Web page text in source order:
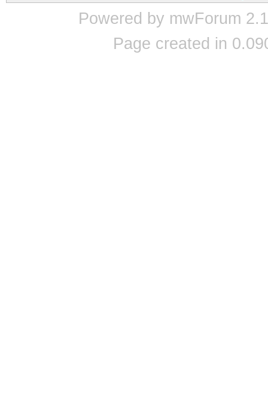
Powered by mwForum
Page created in